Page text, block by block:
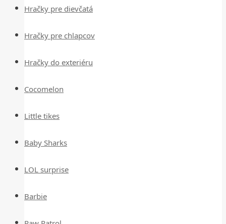
Hračky pre dievčatá
Hračky pre chlapcov
Hračky do exteriéru
Cocomelon
Little tikes
Baby Sharks
LOL surprise
Barbie